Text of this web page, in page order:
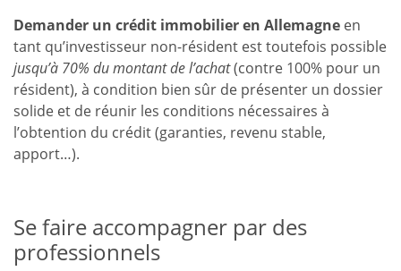
Demander un crédit immobilier en Allemagne en
tant qu’investisseur non-résident est toutefois possible
jusqu’à 70% du montant de l’achat(contre 100% pour un
résident), à condition bien sûr de présenter un dossier
solide et de réunir les conditions nécessaires à
l’obtention du crédit (garanties, revenu stable,
apport…).
Se faire accompagner par des
professionnels